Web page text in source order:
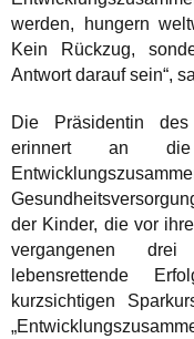
werden, hungern
Kein Rückzug,
Antwort darauf sein“,
Die Präsidentin des
erinnert an die
der Kinder, die vor
vergangenen
lebensrettende
kurzsichtigen